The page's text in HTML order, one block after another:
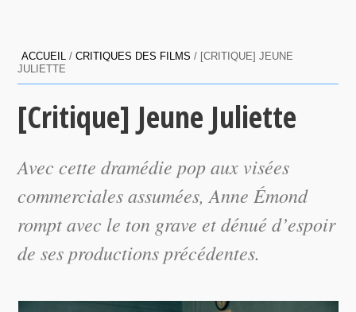
ACCUEIL /CRITIQUES DES FILMS / [CRITIQUE] JEUNE
JULIETTE
[Critique] Jeune Juliette
Avec cette dramédie pop aux visées
commerciales assumées, Anne Émond
rompt avec le ton grave et dénué d’espoir
de ses productions précédentes.